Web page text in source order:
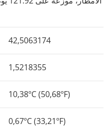
42,5063174
1,5218355
10,38ºC (50,68ºF)
0,67ºC (33,21ºF)